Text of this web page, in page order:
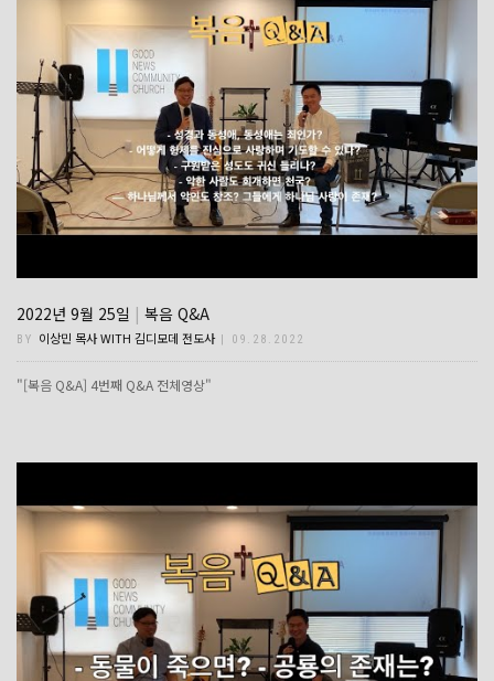
2022년 9월 25일 | 복음 Q&A
BY 이상민 목사 WITH 김디모데 전도사| 09.28.2022
"[복음 Q&A] 4번째 Q&A 전체영상"